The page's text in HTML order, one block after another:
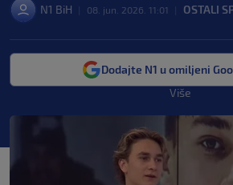
N1 BiH 08. jun. 2026. 11:01 OSTALI
Dodajte N1 u omiljeni
Više